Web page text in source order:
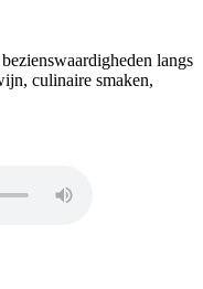
langs
culinaire smaken,